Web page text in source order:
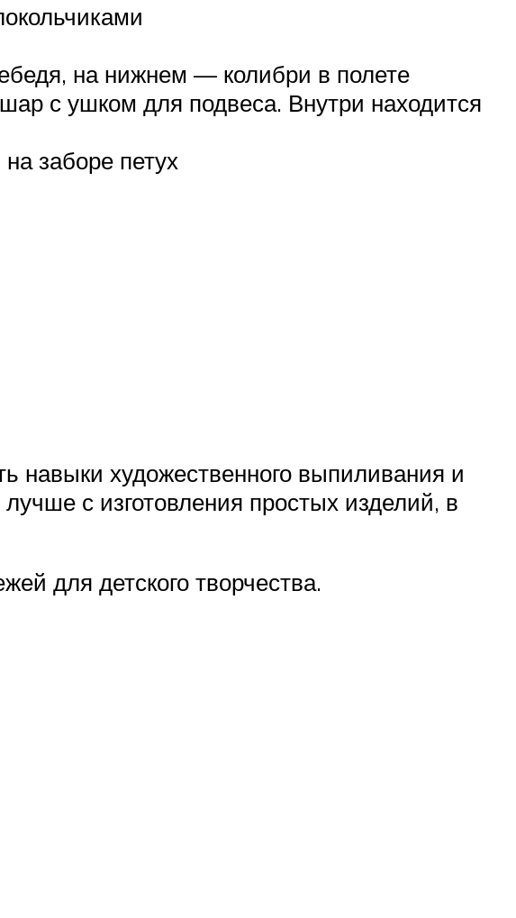
на нижнем — колибри в полете
с ушком для подвеса. Внутри находится
заборе петух
навыки художественного выпиливания и
с изготовления простых изделий, в
для детского творчества.